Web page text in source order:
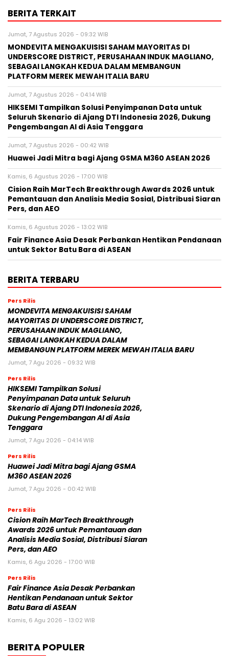
BERITA TERKAIT
Jumat, 7 Agustus 2026 - 09:32 WIB
MONDEVITA MENGAKUISISI SAHAM MAYORITAS DI
UNDERSCORE DISTRICT, PERUSAHAAN INDUK MAGLIANO,
SEBAGAI LANGKAH KEDUA DALAM MEMBANGUN
PLATFORM MEREK MEWAH ITALIA BARU
Jumat, 7 Agustus 2026 - 04:14 WIB
HIKSEMI Tampilkan Solusi Penyimpanan Data untuk
Seluruh Skenario di Ajang DTI Indonesia 2026, Dukung
Pengembangan AI di Asia Tenggara
Jumat, 7 Agustus 2026 - 00:42 WIB
Huawei Jadi Mitra bagi Ajang GSMA M360 ASEAN 2026
Kamis, 6 Agustus 2026 - 17:00 WIB
Cision Raih MarTech Breakthrough Awards 2026 untuk
Pemantauan dan Analisis Media Sosial, Distribusi Siaran
Pers, dan AEO
Kamis, 6 Agustus 2026 - 13:02 WIB
Fair Finance Asia Desak Perbankan Hentikan Pendanaan
untuk Sektor Batu Bara di ASEAN
BERITA TERBARU
Pers Rilis
MONDEVITA MENGAKUISISI SAHAM
MAYORITAS DI UNDERSCORE DISTRICT,
PERUSAHAAN INDUK MAGLIANO,
SEBAGAI LANGKAH KEDUA DALAM
MEMBANGUN PLATFORM MEREK MEWAH ITALIA BARU
Jumat, 7 Agu 2026 - 09:32 WIB
Pers Rilis
HIKSEMI Tampilkan Solusi
Penyimpanan Data untuk Seluruh
Skenario di Ajang DTI Indonesia 2026,
Dukung Pengembangan AI di Asia
Tenggara
Jumat, 7 Agu 2026 - 04:14 WIB
Pers Rilis
Huawei Jadi Mitra bagi Ajang GSMA
M360 ASEAN 2026
Jumat, 7 Agu 2026 - 00:42 WIB
Pers Rilis
Cision Raih MarTech Breakthrough
Awards 2026 untuk Pemantauan dan
Analisis Media Sosial, Distribusi Siaran
Pers, dan AEO
Kamis, 6 Agu 2026 - 17:00 WIB
Pers Rilis
Fair Finance Asia Desak Perbankan
Hentikan Pendanaan untuk Sektor
Batu Bara di ASEAN
Kamis, 6 Agu 2026 - 13:02 WIB
BERITA POPULER